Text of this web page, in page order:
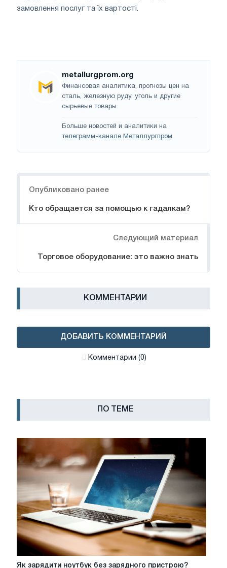
замовлення послуг та їх вартості.
metallurgprom.org
Финансовая аналитика, прогнозы цен на
сталь, железную руду, уголь и другие
сырьевые товары.
Больше новостей и аналитики на
телеграмм-канале Металлургпром.
Опубликовано ранее
Кто обращается за помощью к гадалкам?
Следующий материал
Торговое оборудование: это важно знать
КОММЕНТАРИИ
ДОБАВИТЬ КОММЕНТАРИЙ
Комментарии (0)
ПО ТЕМЕ
Як
Як зарядити ноутбук без зарядного пристрою?